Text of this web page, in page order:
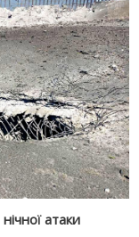
атаки